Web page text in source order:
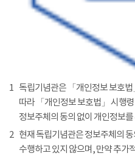
1 독립기념관은 「개인정보 보호법
따라 「개인정보 보호법」 시행
정보주체의 동의 없이 개인정보
2 현재 독립기념관은 정보주체의
수행하고 있지 않으며, 만약 추가